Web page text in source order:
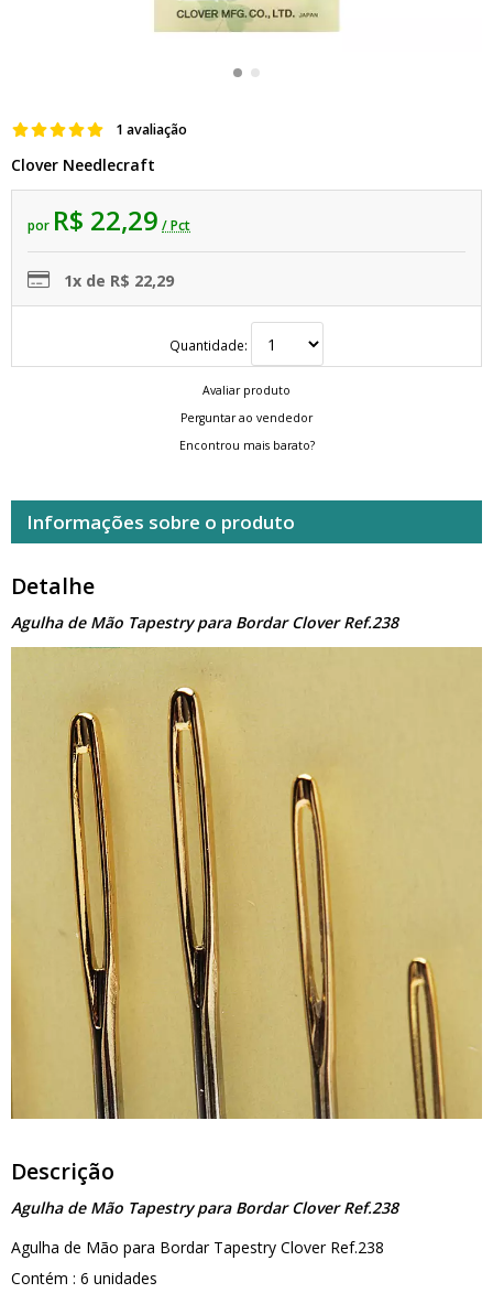
1 avaliação
Clover Needlecraft
por R$ 22,29 / Pct
1x de R$ 22,29
Quantidade:
Avaliar produto
Perguntar ao vendedor
Encontrou mais barato?
Informações sobre o produto
Detalhe
Agulha de Mão Tapestry para Bordar Clover Ref.238
Descrição
Agulha de Mão Tapestry para Bordar Clover Ref.238
Agulha de Mão para Bordar Tapestry Clover Ref.238
Contém : 6 unidades